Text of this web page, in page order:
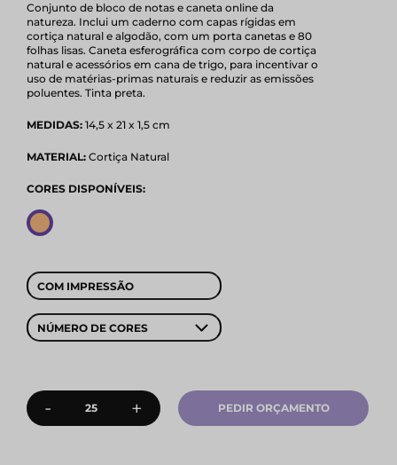
Conjunto de bloco de notas e caneta online da
natureza. Inclui um caderno com capas rígidas em
cortiça natural e algodão, com um porta canetas e 80
folhas lisas. Caneta esferográfica com corpo de cortiça
natural e acessórios em cana de trigo, para incentivar o
uso de matérias-primas naturais e reduzir as emissões
poluentes. Tinta preta.
MEDIDAS: 14,5 x 21 x 1,5 cm
MATERIAL: Cortiça Natural
CORES DISPONÍVEIS:
COM IMPRESSÃO
NÚMERO DE CORES
- + PEDIR ORÇAMENTO